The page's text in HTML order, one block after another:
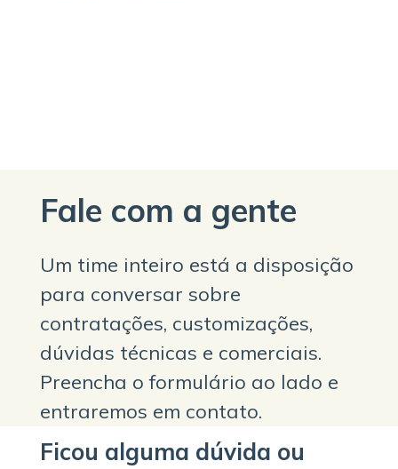
Fale com a gente
Um time inteiro está a disposição
para conversar sobre
contratações, customizações,
dúvidas técnicas e comerciais.
Preencha o formulário ao lado e
entraremos em contato.
Ficou alguma dúvida ou